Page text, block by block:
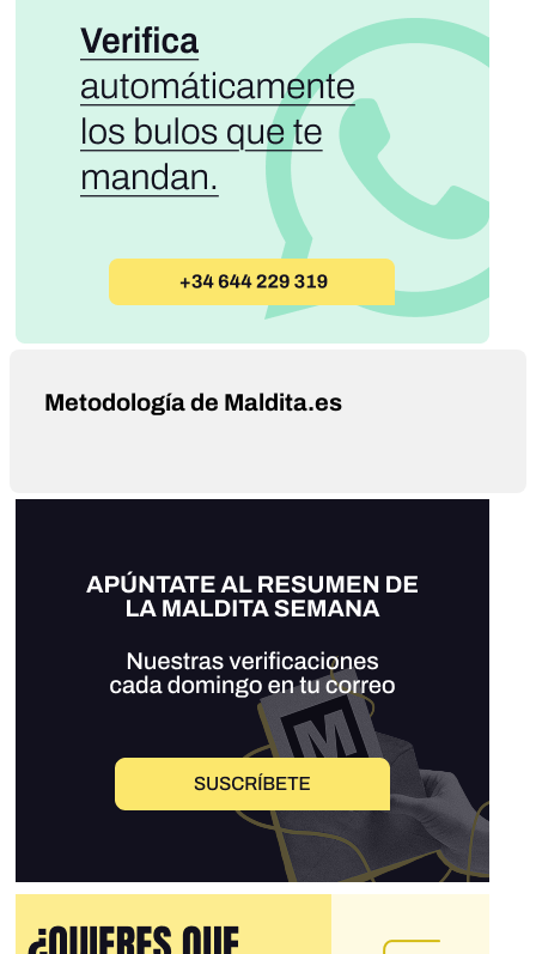
Metodología de Maldita.es